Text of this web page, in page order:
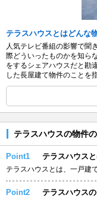
テラスハウスとはどんな
人気テレビ番組の影響で聞
際どういったものかを知ら
をするシェアハウスだと勘
した長屋建て物件のことを指
テラスハウスの物件
Point1 テラスハウスと
テラスハウスとは、一戸建
Point2 テラスハウス